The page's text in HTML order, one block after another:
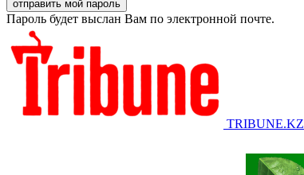
Пароль будет выслан Вам по электронной почте.
TRIBUNE.KZ